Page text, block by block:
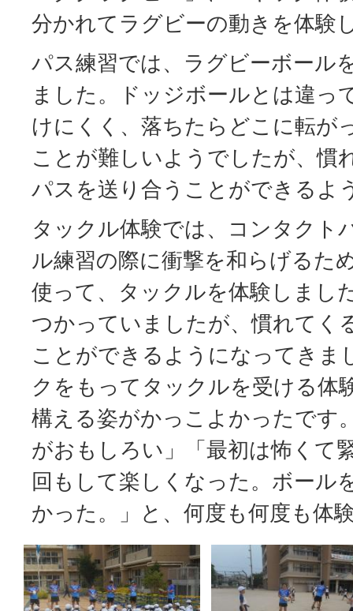
分かれてラグビーの動きを体験
パス練習では、ラグビーボール
ました。ドッジボールとは違っ
けにくく、落ちたらどこに転が
ことが難しいようでしたが、慣
パスを送り合うことができるよ
タックル体験では、コンタクト
ル練習の際に衝撃を和らげるた
使って、タックルを体験しまし
つかっていましたが、慣れてく
ことができるようになってきま
クをもってタックルを受ける体
構える姿がかっこよかったです
がおもしろい」「最初は怖くて
回もして楽しくなった。ボール
かった。」と、何度も何度も体